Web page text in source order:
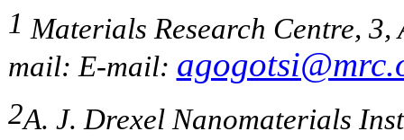
1 Materials Research Centre,
mail: E-mail:
2A. J. Drexel Nanomaterials